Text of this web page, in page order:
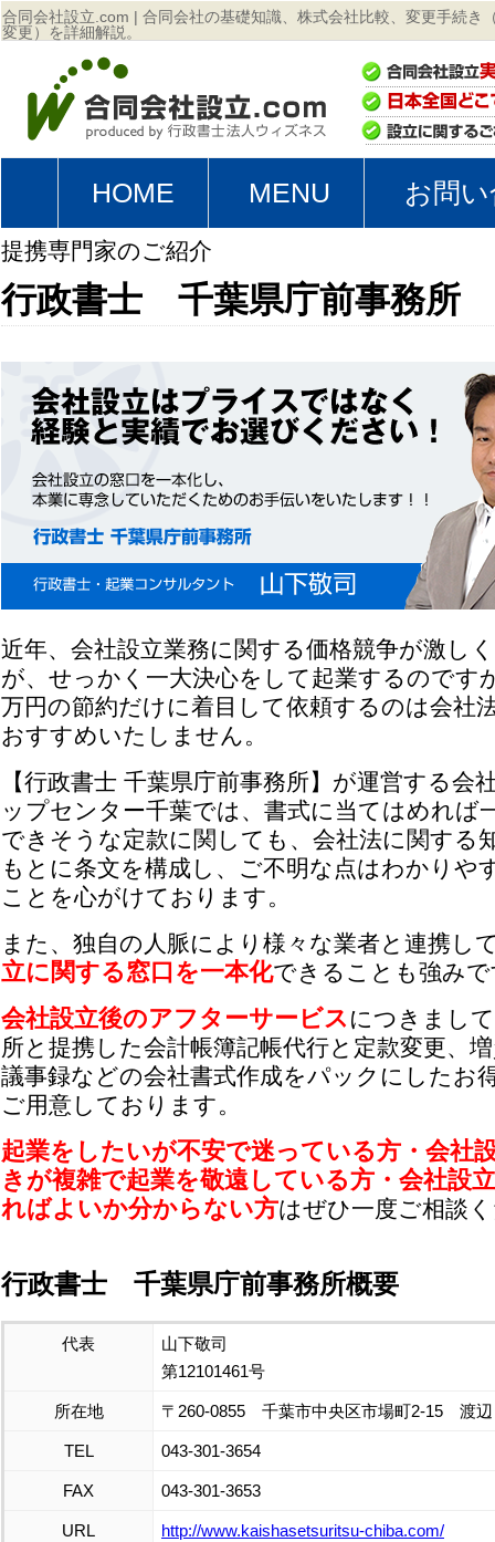
合同会社設立.com | 合同会社の基礎知識、株式会社比較、変更手続き
変更）を詳細解説。
HOME MENU お問
提携専門家のご紹介
行政書士 千葉県庁前事務所
近年、会社設立業務に関する価格競争が激し
が、せっかく一大決心をして起業するのです
万円の節約だけに着目して依頼するのは会社
おすすめいたしません。
【行政書士 千葉県庁前事務所】が運営する会
ップセンター千葉では、書式に当てはめれば
できそうな定款に関しても、会社法に関する
もとに条文を構成し、ご不明な点はわかりや
ことを心がけております。
また、独自の人脈により様々な業者と連携し
立に関する窓口を一本化できることも強み
会社設立後のアフターサービス につきまし
所と提携した会計帳簿記帳代行と定款変更、
議事録などの会社書式作成をパックにしたお
ご用意しております。
起業をしたいが不安で迷っている方・会社
きが複雑で起業を敬遠している方・会社設
ればよいか分からない方はぜひ一度ご相談
行政書士 千葉県庁前事務所概要
代表
山下敬司
第12101461号
所在地 〒260-0855 千葉市中央区市場町2-15 渡辺
TEL 043-301-3654
FAX 043-301-3653
URL http://www.kaishasetsuritsu-chiba.com/